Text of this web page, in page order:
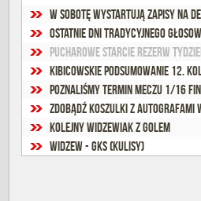
W sobotę wystartują zapisy na
Ostatnie dni tradycyjnego
Pucharowe starcie rezerw
Kibicowskie podsumowanie 12.
Poznaliśmy termin meczu 1/16
Zdobądź koszulki z autografami
Kolejny widzewiak z golem
Widzew - GKS (kulisy)